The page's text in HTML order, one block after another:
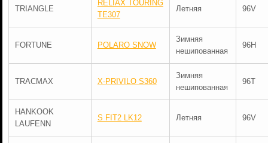
TRIANGLE
RELIAX TOURING
TE307
Летняя 96V
FORTUNE POLARO SNOW
Зимняя
нешипованная
96H
TRACMAX X-PRIVILO S360
Зимняя
нешипованная
96T
HANKOOK
LAUFENN
S FIT2 LK12 Летняя 96V